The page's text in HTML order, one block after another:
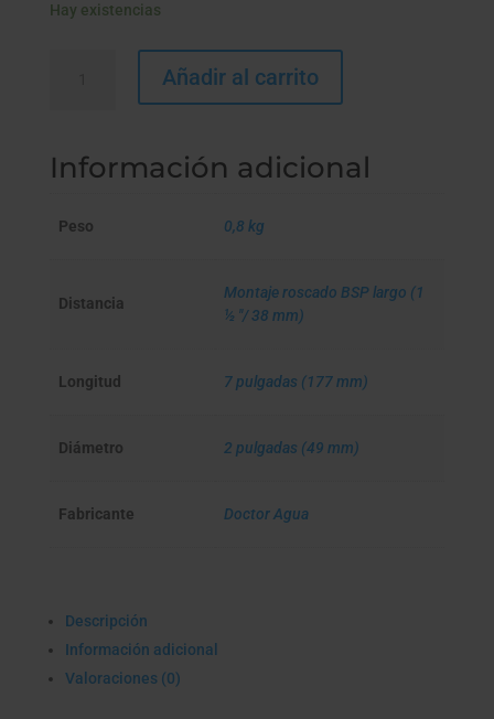
Hay existencias
cantidad
Añadir al carrito
Información adicional
Peso 0,8 kg
Distancia
Montaje roscado BSP largo (1
½ "/ 38 mm)
Longitud 7 pulgadas (177 mm)
Diámetro 2 pulgadas (49 mm)
Fabricante Doctor Agua
Descripción
Información adicional
Valoraciones (0)